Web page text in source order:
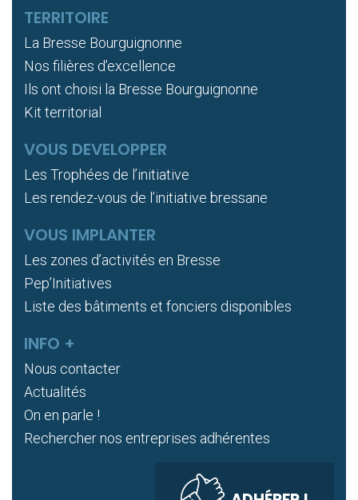
TERRITOIRE
La Bresse Bourguignonne
Nos filières d’excellence
Ils ont choisi la Bresse Bourguignonne
Kit territorial
VOUS DEVELOPPER
Les Trophées de l’initiative
Les rendez-vous de l’initiative bressane
VOUS IMPLANTER
Les zones d’activités en Bresse
Pep’Initiatives
Liste des bâtiments et fonciers disponibles
INFO +
Nous contacter
Actualités
On en parle !
Rechercher nos entreprises adhérentes